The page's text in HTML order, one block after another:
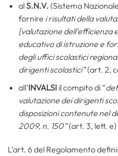
alS.N.V. (Sistema
fornire i risultati della
[valutazione dell’efficienza
educativo di istruzione e
degli uffici scolastici
dirigenti scolastici”(art. 2,
all’INVALSIil compito di “
valutazione dei dirigenti
disposizioni contenute nel
2009, n. 150”(art. 3, lett. e)
L’art. 6 del Regolamento